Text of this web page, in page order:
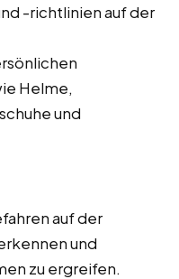
-richtlinien auf der
Helme,
und
auf der
und
zu ergreifen.